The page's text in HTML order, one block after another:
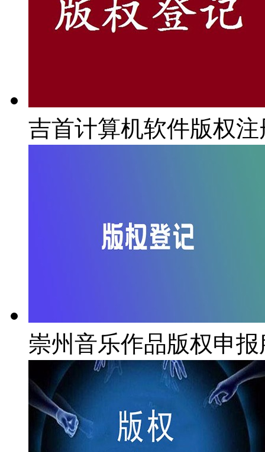
吉首计算机软件版权注
崇州音乐作品版权申报